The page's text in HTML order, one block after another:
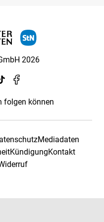
2026
folgen können
Mediadaten
KündigungKontakt